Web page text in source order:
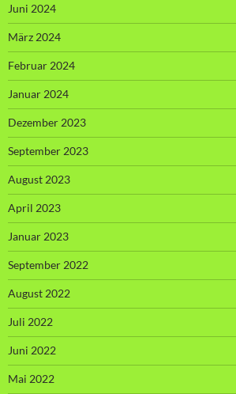
Juni 2024
März 2024
Februar 2024
Januar 2024
Dezember 2023
September 2023
August 2023
April 2023
Januar 2023
September 2022
August 2022
Juli 2022
Juni 2022
Mai 2022